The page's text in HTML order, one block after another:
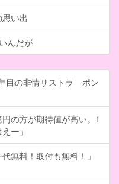
い出
んだが
目の非情リストラ ポン
の方が期待値が高い。1
ー」
無料！取付も無料！」